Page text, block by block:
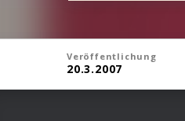
Veröffentlichung
20.3.2007